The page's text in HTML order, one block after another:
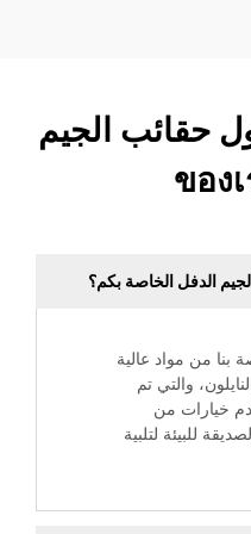
حقائب الجيم
الدفل الخاصة بكم؟
بنا من مواد عالية
والتي تم
خيارات من
للبيئة لتلبية